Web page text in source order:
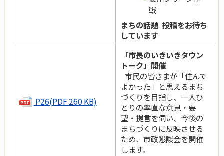
戦
まちの話題 投稿をお待ち
しています
P26(PDF 260 KB)
「市長のいきいきタウン
トーク」開催
市民の皆さまが「住んで
よかった」と思えるまち
づくりを目指し、一人ひ
とりの率直な意見・要
望・提言を伺い、今後の
まちづくりに反映させる
ため、市政懇談会を開催
します。